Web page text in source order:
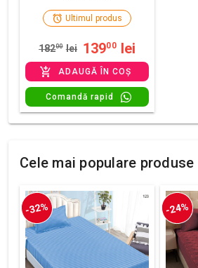
Ultimul produs
18200 lei 13900 lei
ADAUGĂ ÎN COȘ
Comandă rapid
Cele mai populare produse
-32% -24%